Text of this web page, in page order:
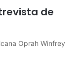
de
Oprah Winfrey